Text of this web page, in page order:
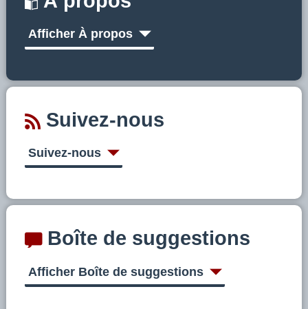
Afficher À propos
Suivez-nous
Suivez-nous
Boîte de suggestions
Afficher Boîte de suggestions